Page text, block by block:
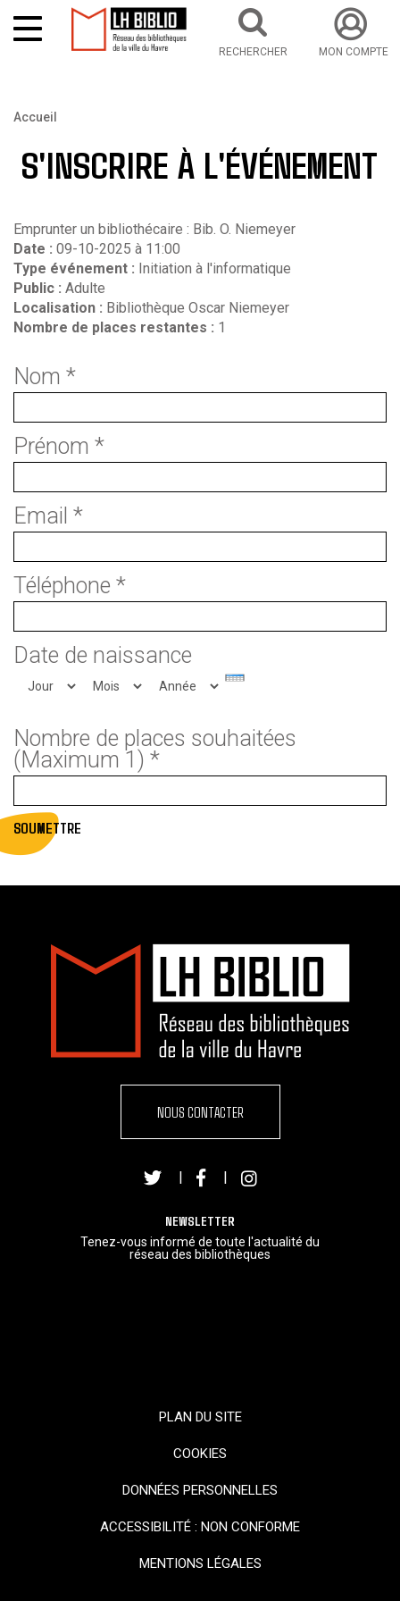
RECHERCHER MON COMPTE
Accueil
S'INSCRIRE À L'ÉVÉNEMENT
Emprunter un bibliothécaire : Bib. O. Niemeyer
Date : 09-10-2025 à 11:00
Type événement : Initiation à l'informatique
Public : Adulte
Localisation : Bibliothèque Oscar Niemeyer
Nombre de places restantes : 1
Nom *
Prénom *
Email *
Téléphone *
Date de naissance
Jour
Mois Année
Nombre de places souhaitées
(Maximum 1) *
SOUMETTRE
NOUS CONTACTER
| |
NEWSLETTER
Tenez-vous informé de toute l'actualité du
réseau des bibliothèques
PLAN DU SITE
COOKIES
DONNÉES PERSONNELLES
ACCESSIBILITÉ : NON CONFORME
MENTIONS LÉGALES